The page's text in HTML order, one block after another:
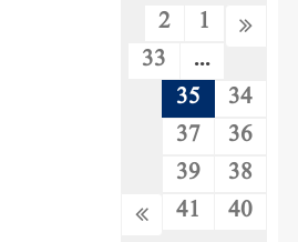
1
2
...
33
34
35
36
37
38
39
40
41